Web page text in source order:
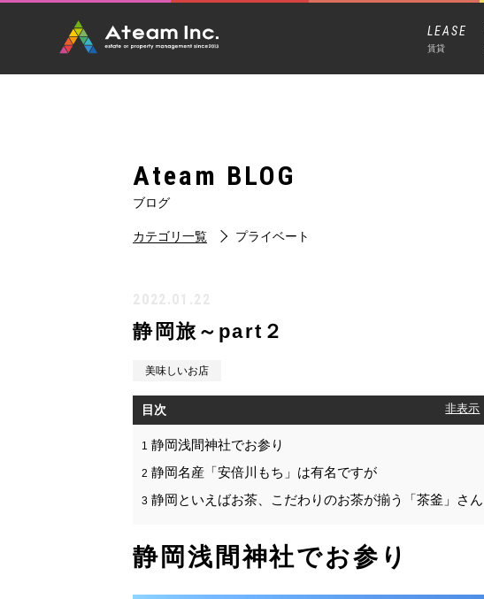
LEASE
賃貸
Ateam BLOG
ブログ
カテゴリ一覧 プライベート
静岡旅～part２
美味しいお店
目次 [非表示
1 静岡浅間神社でお参り
2 静岡名産「安倍川もち」は有名ですが
3 静岡といえばお茶、こだわりのお茶が揃う「茶釜」さん
静岡浅間神社でお参り